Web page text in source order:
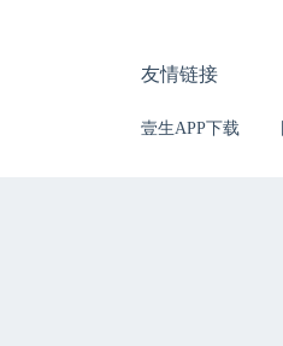
友情链接
壹生APP下载